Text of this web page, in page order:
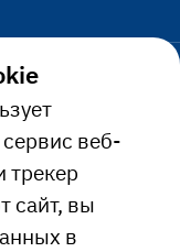
сервис веб-
трекер
сайт, вы
в